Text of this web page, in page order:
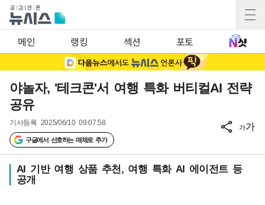
메인 랭킹 섹션 포토
야놀자, '테크콘'서 여행 특화 버티컬AI 전략
공유
기사등록 2025/06/10 09:07:58
구글에서 선호하는 매체로 추가
가가
AI 기반 여행 상품 추천, 여행 특화 AI 에이전트 등
공개